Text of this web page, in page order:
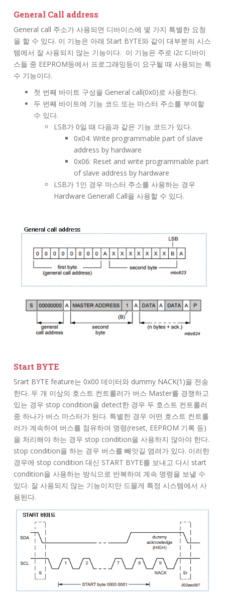
General Call address
General call 주소가 사용되면 디바이스에 몇 가지 특별한 요청
을 할 수 있다. 이 기능은 아래 Start BYTE와 같이 대부분의 시스
템에서 잘 사용되지 않는 기능이다. 이 기능은 주로 i2c 디바이
스들 중 EEPROM등에서 프로그래밍등이 요구될 때 사용되는 특
수 기능이다.
첫 번째 바이트 구성을 General call(0x0)로 사용한다.
두 번째 바이트에 기능 코드 또는 마스터 주소를 부여할
수 있다.
LSB가 0일 때 다음과 같은 기능 코드가 있다.
0x04: Write programmable part of slave
address by hardware
0x06: Reset and write programmable part
of slave address by hardware
LSB가 1인 경우 마스터 주소를 사용하는 경우
Hardware Generall Call을 사용할 수 있다.
Start BYTE
Srart BYTE feature는 0x00 데이터와 dummy NACK(1)을 전송
한다. 두 개 이상의 호스트 컨트롤러가 버스 Master를 경쟁하고
있는 경우 stop condition을 detect한 경우 두 호스트 컨트롤러
중 하나가 버스 마스터가 된다. 특별한 경우 어떤 호스트 컨트롤
러가 계속하여 버스를 점유하여 명령(reset, EEPROM 기록 등)
을 처리해야 하는 경우 stop condition을 사용하지 않아야 한다.
stop condition을 하는 경우 버스를 빼앗길 염려가 있다. 이러한
경우에 stop condition 대신 START BYTE를 보내고 다시 start
condition을 사용하는 방식으로 반복하여 계속 명령을 보낼 수
있다. 잘 사용되지 않는 기능이지만 드믈게 특정 시스템에서 사
용된다.